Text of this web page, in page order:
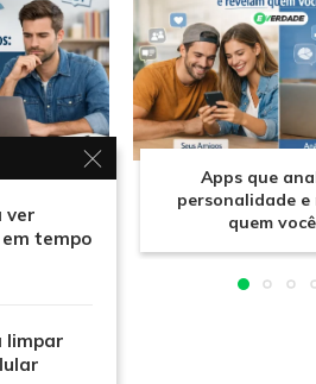
o que
Apps que
personalidade e
quem
ver
tempo
limpar